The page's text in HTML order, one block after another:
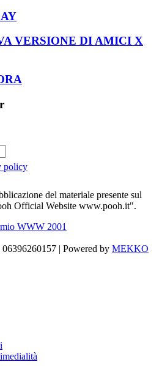
VERSIONE DI AMICI X
policy
del materiale presente sul
Official Website www.pooh.it".
WWW 2001
| Powered by MEKKO